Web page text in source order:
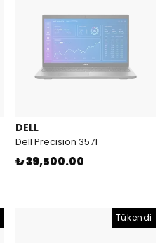
DELL
Dell Precision 3571
₺ 39,500.00
Tükendi